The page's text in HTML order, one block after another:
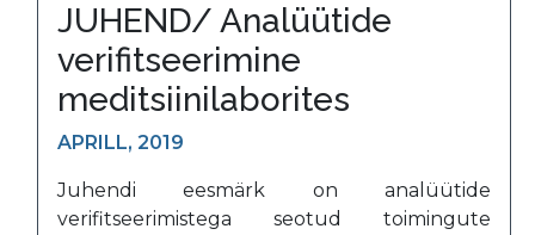
JUHEND/ Analüütide
verifitseerimine
meditsiinilaborites
APRILL, 2019
Juhendi eesmärk on analüütide
verifitseerimistega seotud toimingute